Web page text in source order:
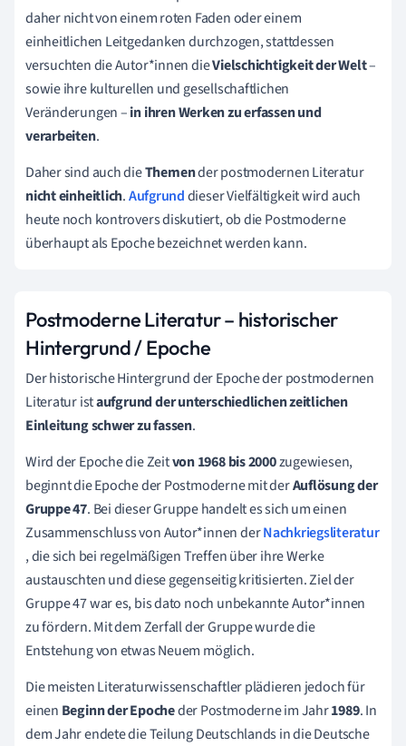
daher nicht von einem roten Faden oder einem
einheitlichen Leitgedanken durchzogen, stattdessen
versuchten die Autor*innen dieVielschichtigkeit der Welt–
sowie ihre kulturellen und gesellschaftlichen
Veränderungen –in ihren Werken zu erfassen und
verarbeiten.
Daher sind auch dieThemender postmodernen Literatur
nicht einheitlich.Aufgrunddieser Vielfältigkeit wird auch
heute noch kontrovers diskutiert, ob die Postmoderne
überhaupt als Epoche bezeichnet werden kann.
Postmoderne Literatur – historischer
Hintergrund / Epoche
Der historische Hintergrund der Epoche der postmodernen
Literatur istaufgrund der unterschiedlichen zeitlichen
Einleitung schwer zu fassen.
Wird der Epoche die Zeitvon 1968 bis 2000zugewiesen,
beginnt die Epoche der Postmoderne mit derAuflösung der
Gruppe 47. Bei dieser Gruppe handelt es sich um einen
Zusammenschluss von Autor*innen derNachkriegsliteratur
, die sich bei regelmäßigen Treffen über ihre Werke
austauschten und diese gegenseitig kritisierten. Ziel der
Gruppe 47 war es, bis dato noch unbekannte Autor*innen
zu fördern. Mit dem Zerfall der Gruppe wurde die
Entstehung von etwas Neuem möglich.
Die meisten Literaturwissenschaftler plädieren jedoch für
einen Beginn der Epocheder Postmoderne im Jahr1989. In
dem Jahr endete die Teilung Deutschlands in die Deutsche